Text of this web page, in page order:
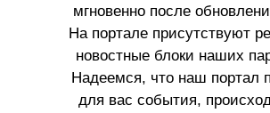
мгновенно после
На портале присутствуют
новостные блоки наших
Надеемся, что наш портал
для вас события,